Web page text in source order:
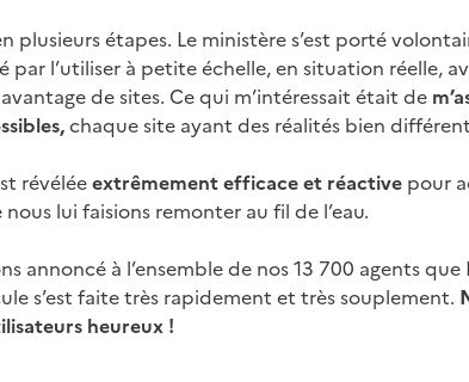
plusieurs étapes. Le ministère s’est porté
par l’utiliser à petite échelle, en situation réelle,
de sites. Ce qui m’intéressait était de
chaque site ayant des réalités bien
révéléeextrêmement efficace et réactive pour
lui faisions remonter au fil de l’eau.
annoncé à l’ensemble de nos 13 700 agents
s’est faite très rapidement et très souplement.
heureux !